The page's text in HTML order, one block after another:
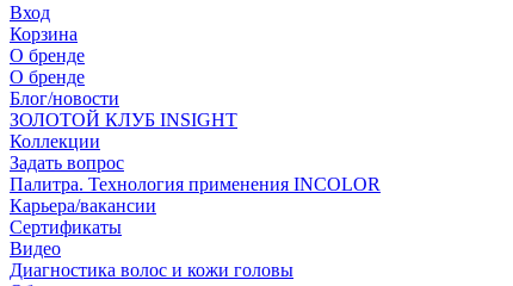
Вход
Корзина
О бренде
О бренде
Блог/новости
ЗОЛОТОЙ КЛУБ INSIGHT
Коллекции
Задать вопрос
Палитра. Технология применения INCOLOR
Карьера/вакансии
Сертификаты
Видео
Диагностика волос и кожи головы